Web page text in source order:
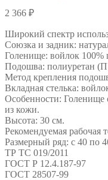
2 366 ₽
Широкий спектр
Союзка и задник:
Голенище: войлок 100%
Подошва: полиуретан
Метод крепления
Вкладная стелька:
Особенности: Голенище
из кожи.
Высота: 30 см.
Рекомендуемая рабочая
Размерный ряд: с 40 по
ТР ТС 019/2011
ГОСТ Р 12.4.187-97
ГОСТ 28507-99